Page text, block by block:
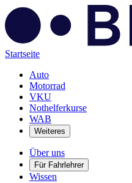
Startseite
Auto
Motorrad
VKU
Nothelferkurse
WAB
Weiteres
Über uns
Für Fahrlehrer
Wissen